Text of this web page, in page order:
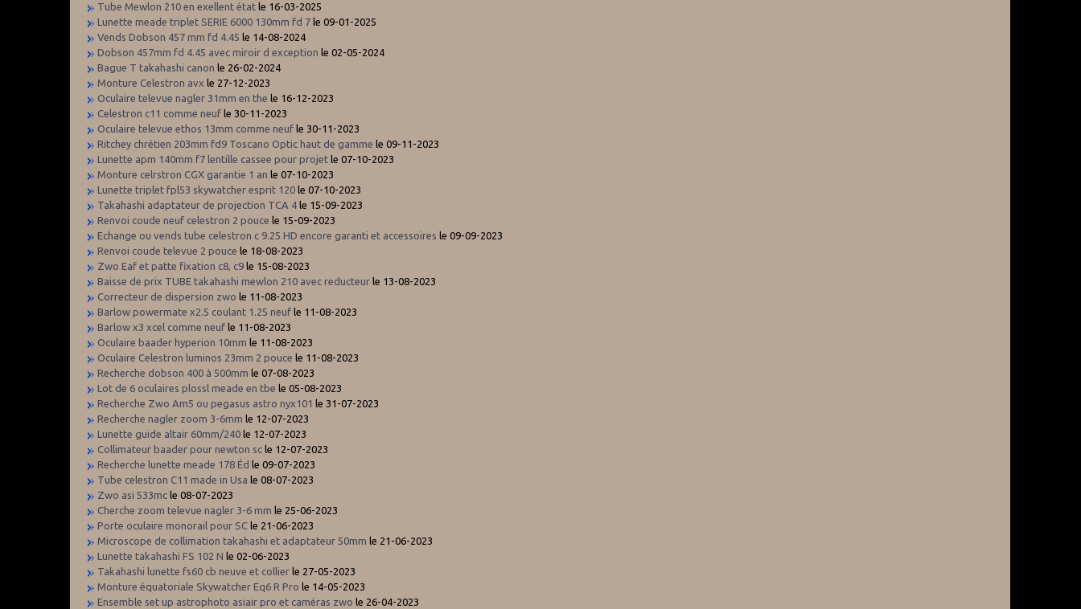
Tube Mewlon 210 en exellent état le 16-03-2025
Lunette meade triplet SERIE 6000 130mm fd 7 le 09-01-2025
Vends Dobson 457 mm fd 4.45 le 14-08-2024
Dobson 457mm fd 4.45 avec miroir d exception le 02-05-2024
Bague T takahashi canon le 26-02-2024
Monture Celestron avx le 27-12-2023
Oculaire televue nagler 31mm en the le 16-12-2023
Celestron c11 comme neuf le 30-11-2023
Oculaire televue ethos 13mm comme neuf le 30-11-2023
Ritchey chrétien 203mm fd9 Toscano Optic haut de gamme le 09-11-2023
Lunette apm 140mm f7 lentille cassee pour projet le 07-10-2023
Monture celrstron CGX garantie 1 an le 07-10-2023
Lunette triplet fpl53 skywatcher esprit 120 le 07-10-2023
Takahashi adaptateur de projection TCA 4 le 15-09-2023
Renvoi coude neuf celestron 2 pouce le 15-09-2023
Echange ou vends tube celestron c 9.25 HD encore garanti et accessoires le 09-09-2023
Renvoi coude televue 2 pouce le 18-08-2023
Zwo Eaf et patte fixation c8, c9 le 15-08-2023
Baisse de prix TUBE takahashi mewlon 210 avec reducteur le 13-08-2023
Correcteur de dispersion zwo le 11-08-2023
Barlow powermate x2.5 coulant 1.25 neuf le 11-08-2023
Barlow x3 xcel comme neuf le 11-08-2023
Oculaire baader hyperion 10mm le 11-08-2023
Oculaire Celestron luminos 23mm 2 pouce le 11-08-2023
Recherche dobson 400 à 500mm le 07-08-2023
Lot de 6 oculaires plossl meade en tbe le 05-08-2023
Recherche Zwo Am5 ou pegasus astro nyx101 le 31-07-2023
Recherche nagler zoom 3-6mm le 12-07-2023
Lunette guide altair 60mm/240 le 12-07-2023
Collimateur baader pour newton sc le 12-07-2023
Recherche lunette meade 178 Éd le 09-07-2023
Tube celestron C11 made in Usa le 08-07-2023
Zwo asi 533mc le 08-07-2023
Cherche zoom televue nagler 3-6 mm le 25-06-2023
Porte oculaire monorail pour SC le 21-06-2023
Microscope de collimation takahashi et adaptateur 50mm le 21-06-2023
Lunette takahashi FS 102 N le 02-06-2023
Takahashi lunette fs60 cb neuve et collier le 27-05-2023
Monture équatoriale Skywatcher Eq6 R Pro le 14-05-2023
Ensemble set up astrophoto asiair pro et caméras zwo le 26-04-2023